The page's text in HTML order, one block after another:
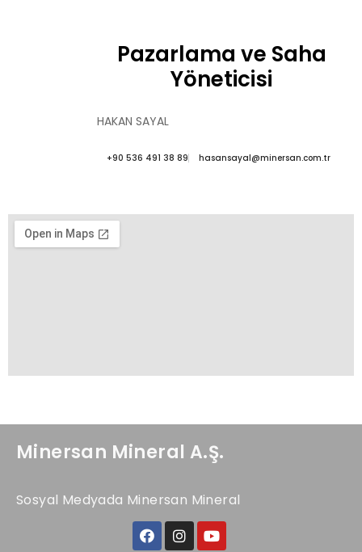
Pazarlama ve Saha
Yöneticisi
HAKAN SAYAL
+90 536 491 38 89 hasansayal@minersan.com.tr
Minersan Mineral A.Ş.
Sosyal Medyada Minersan Mineral